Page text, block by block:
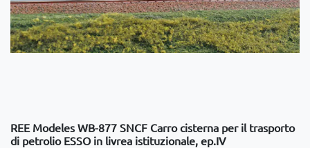
REE Modeles WB-877 SNCF Carro cisterna per il trasporto
di petrolio ESSO in livrea istituzionale, ep.IV